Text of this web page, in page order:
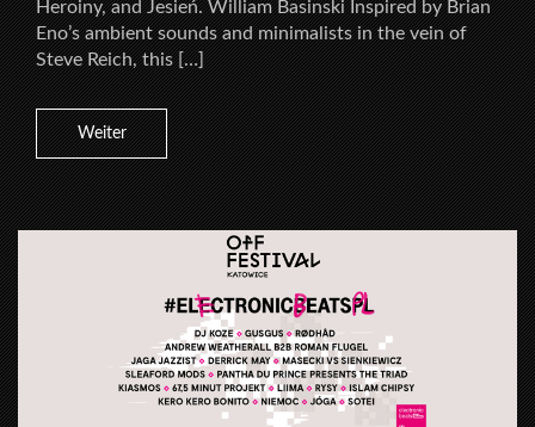
Heroiny, and Jesień. William Basinski Inspired by Brian
Eno’s ambient sounds and minimalists in the vein of
Steve Reich, this […]
Weiter